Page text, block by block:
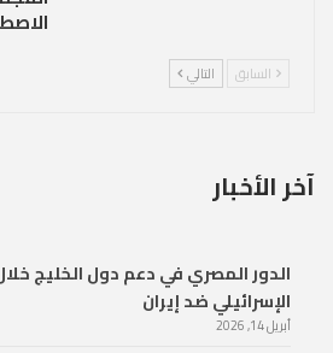
السابق التالي
آخر الأخبار
الدور المصري في دعم دول الخليج
الإسرائيلي ضد إيران
أبريل 14, 2026